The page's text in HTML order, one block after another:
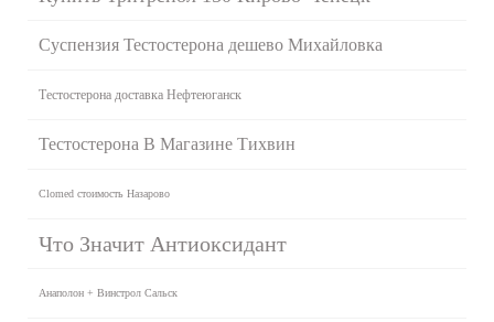
Суспензия Тестостерона дешево Михайловка
Тестостерона доставка Нефтеюганск
Тестостерона В Магазине Тихвин
Clomed стоимость Назарово
Что Значит Антиоксидант
Анаполон + Винстрол Сальск